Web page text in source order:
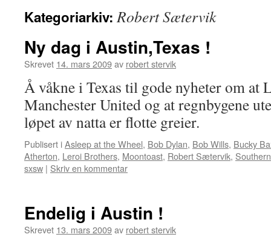
innhold
Kategoriarkiv:Robert Sætervik
Ny dag i Austin,Texas !
Skrevet 14. mars 2009av robert stervik
Å våkne i Texas til gode nyheter om at
Manchester United og at regnbygene
løpet av natta er flotte greier.
Publisert iAsleep at the Wheel, Bob Dylan, Bob Wills, Bucky
Atherton, Leroi Brothers, Moontoast, Robert Sætervik,
sxsw | Skriv en kommentar
Endelig i Austin !
Skrevet 13. mars 2009av robert stervik